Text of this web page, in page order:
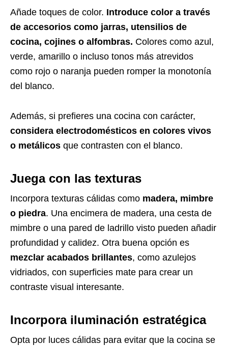
Añade toques de color. Introduce color a través
de accesorios como jarras, utensilios de
cocina, cojines o alfombras. Colores como azul,
verde, amarillo o incluso tonos más atrevidos
como rojo o naranja pueden romper la monotonía
del blanco.
Además, si prefieres una cocina con carácter,
considera electrodomésticos en colores vivos
o metálicos que contrasten con el blanco.
Juega con las texturas
Incorpora texturas cálidas como madera, mimbre
o piedra. Una encimera de madera, una cesta de
mimbre o una pared de ladrillo visto pueden añadir
profundidad y calidez. Otra buena opción es
mezclar acabados brillantes, como azulejos
vidriados, con superficies mate para crear un
contraste visual interesante.
Incorpora iluminación estratégica
Opta por luces cálidas para evitar que la cocina se